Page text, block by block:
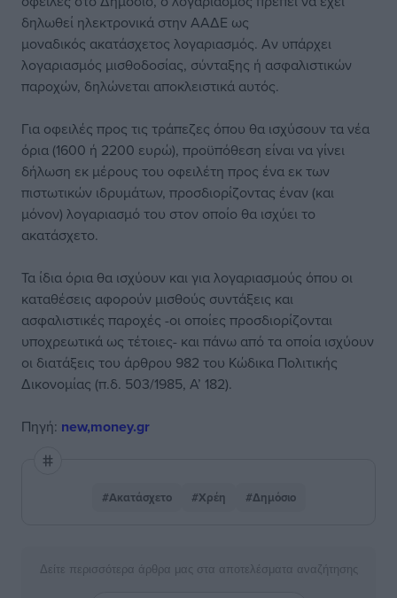
δηλωθεί ηλεκτρονικά στην ΑΑΔΕ ως
μοναδικός ακατάσχετος λογαριασμός. Αν υπάρχει
λογαριασμός μισθοδοσίας, σύνταξης ή ασφαλιστικών
παροχών, δηλώνεται αποκλειστικά αυτός.
Για οφειλές προς τις τράπεζες όπου θα ισχύσουν τα νέα
όρια (1600 ή 2200 ευρώ), προϋπόθεση είναι να γίνει
δήλωση εκ μέρους του οφειλέτη προς ένα εκ των
πιστωτικών ιδρυμάτων, προσδιορίζοντας έναν (και
μόνον) λογαριασμό του στον οποίο θα ισχύει το
ακατάσχετο.
Τα ίδια όρια θα ισχύουν και για λογαριασμούς όπου οι
καταθέσεις αφορούν μισθούς συντάξεις και
ασφαλιστικές παροχές -οι οποίες προσδιορίζονται
υποχρεωτικά ως τέτοιες- και πάνω από τα οποία ισχύουν
οι διατάξεις του άρθρου 982 του Κώδικα Πολιτικής
Δικονομίας (π.δ. 503/1985, Α’ 182).
Πηγή: new,money.gr
#Ακατάσχετο #Χρέη #Δημόσιο
Δείτε περισσότερα άρθρα μας στα αποτελέσματα αναζήτησης